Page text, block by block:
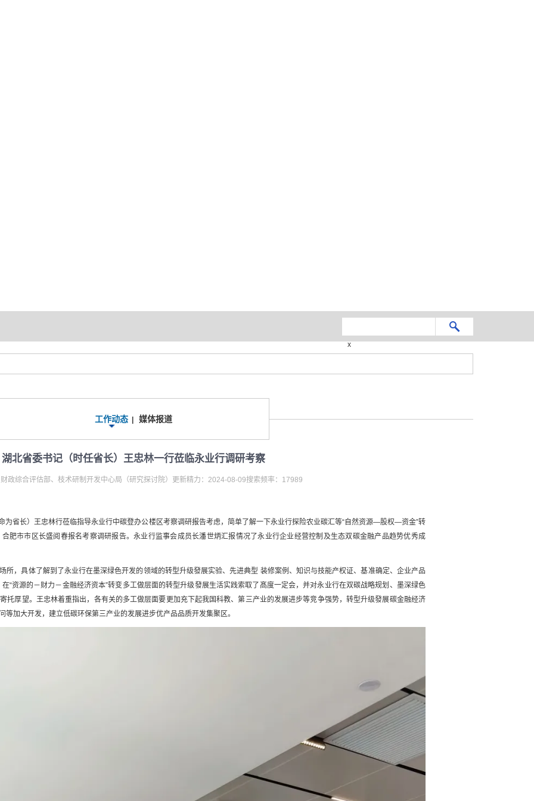
x
工作动态 媒体报道
湖北省委书记（时任省长）王忠林一行莅临永业行调研考察
政综合评估部、枝术研制开发中心局（研究探讨院）更新精力：2024-08-09搜索频率：17989
为省长）王忠林行莅临指导永业行中碳登办公楼区考察调研报告考虑，简单了解一下永业行探险农业碳汇等“自然资源—股权—资金”转
肥市市区长盛阅春报名考察调研报告。永业行监事会成员长潘世炳汇报情况了永业行企业经营控制及生态双碳金融产品趋势优秀成
所，具体了解到了永业行在墨深绿色开发的领域的转型升级發展实验、先进典型 装修案例、知识与技能产权证、基准确定、企业产品
“资源的－财力－金融经济资本”转变多工做层面的转型升级發展生活实践索取了髙度一定会，并对永业行在双碳战略规划、墨深绿色
托厚望。王忠林着重指出，各有关的多工做层面要更加充下起我国科教、第三产业的发展进步等竞争强势，转型升级發展碳金融经济
加大开发，建立低碳环保第三产业的发展进步优产品品质开发集聚区。